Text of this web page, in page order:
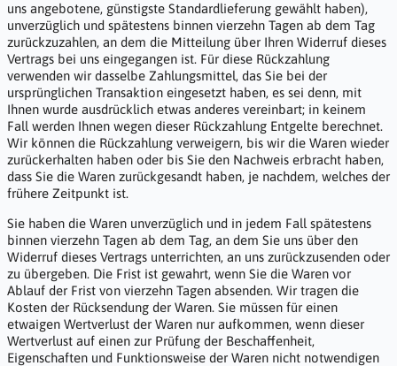
uns angebotene, günstigste Standardlieferung gewählt haben),
unverzüglich und spätestens binnen vierzehn Tagen ab dem Tag
zurückzuzahlen, an dem die Mitteilung über Ihren Widerruf dieses
Vertrags bei uns eingegangen ist. Für diese Rückzahlung
verwenden wir dasselbe Zahlungsmittel, das Sie bei der
ursprünglichen Transaktion eingesetzt haben, es sei denn, mit
Ihnen wurde ausdrücklich etwas anderes vereinbart; in keinem
Fall werden Ihnen wegen dieser Rückzahlung Entgelte berechnet.
Wir können die Rückzahlung verweigern, bis wir die Waren wieder
zurückerhalten haben oder bis Sie den Nachweis erbracht haben,
dass Sie die Waren zurückgesandt haben, je nachdem, welches der
frühere Zeitpunkt ist.
Sie haben die Waren unverzüglich und in jedem Fall spätestens
binnen vierzehn Tagen ab dem Tag, an dem Sie uns über den
Widerruf dieses Vertrags unterrichten, an uns zurückzusenden oder
zu übergeben. Die Frist ist gewahrt, wenn Sie die Waren vor
Ablauf der Frist von vierzehn Tagen absenden. Wir tragen die
Kosten der Rücksendung der Waren. Sie müssen für einen
etwaigen Wertverlust der Waren nur aufkommen, wenn dieser
Wertverlust auf einen zur Prüfung der Beschaffenheit,
Eigenschaften und Funktionsweise der Waren nicht notwendigen